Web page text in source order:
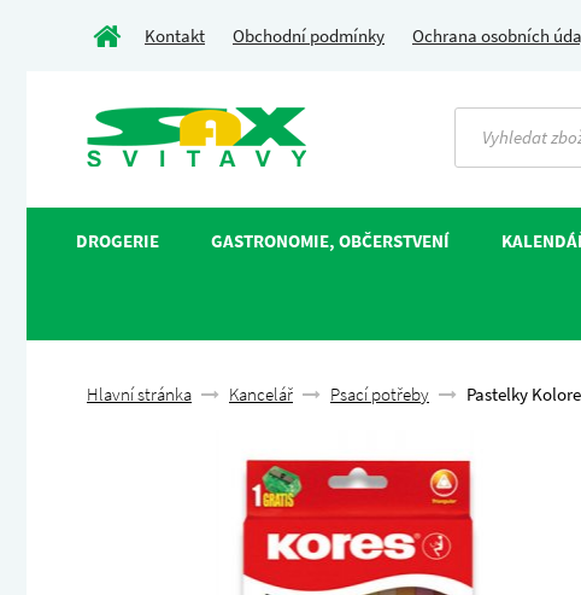
Kontakt Obchodní podmínky Ochrana osobních
DROGERIE GASTRONOMIE, OBČERSTVENÍ
Hlavní stránka Kancelář Psací potřeby Pastelky